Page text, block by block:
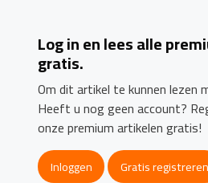
Log in en lees alle
gratis.
Om dit artikel te kunnen lezen
Heeft u nog geen account?
onze premium artikelen gratis!
Inloggen Gratis registreren